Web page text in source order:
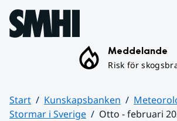
Hoppa till sidans innehåll
Meddelande
Risk för
Start Kunskapsbanken
Stormar i Sverige
Otto - februari